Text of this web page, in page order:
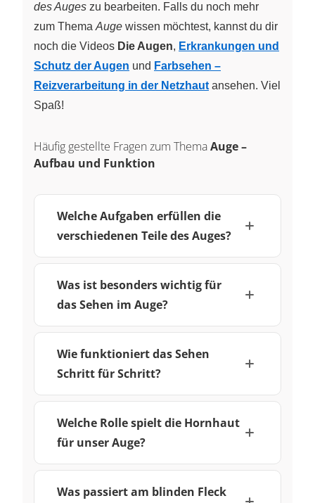
des Auges zu bearbeiten. Falls du noch mehr
zum Thema Auge wissen möchtest, kannst du dir
noch die Videos Die Augen, Erkrankungen und
Schutz der Augen und Farbsehen –
Reizverarbeitung in der Netzhaut ansehen. Viel
Spaß!
Häufig gestellte Fragen zum ThemaAuge –
Aufbau und Funktion
Welche Aufgaben erfüllen die
verschiedenen Teile des Auges?
Was ist besonders wichtig für
das Sehen im Auge?
Wie funktioniert das Sehen
Schritt für Schritt?
Welche Rolle spielt die Hornhaut
für unser Auge?
Was passiert am blinden Fleck